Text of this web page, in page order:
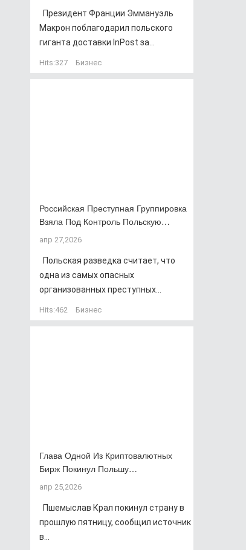
Президент Франции Эммануэль
Макрон поблагодарил польского
гиганта доставки InPost за...
Hits:327 Бизнес
Российская Преступная Группировка
Взяла Под Контроль Польскую…
апр 27,2026
Польская разведка считает, что
одна из самых опасных
организованных преступных...
Hits:462 Бизнес
Глава Одной Из Криптовалютных
Бирж Покинул Польшу…
апр 25,2026
Пшемыслав Крал покинул страну в
прошлую пятницу, сообщил источник
в...